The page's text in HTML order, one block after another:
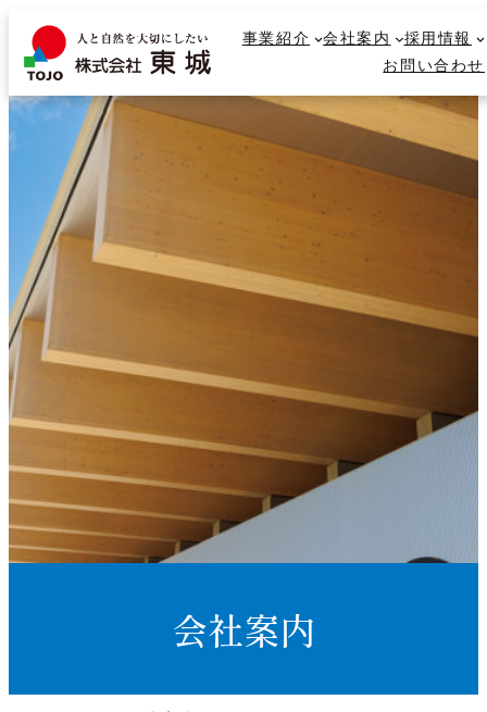
ス
事業紹介 会社案内
採用情報
お問い合わせ
事業紹介 会社案内
採用情報
お問い合わせ
会社案内